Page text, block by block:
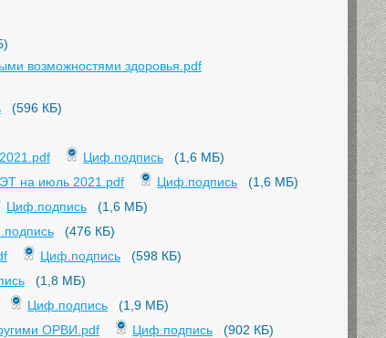
возможностями здоровья.pdf
(596 КБ)
Циф.подпись
(1,6 МБ)
на июль 2021.pdf
Циф.подпись
(1,6 МБ)
Циф.подпись
(1,6 МБ)
(476 КБ)
Циф.подпись
(598 КБ)
(1,8 МБ)
Циф.подпись
(1,9 МБ)
ОРВИ.pdf
Циф.подпись (902 КБ)